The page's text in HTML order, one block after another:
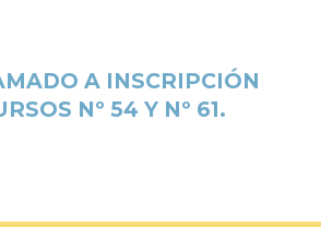
A INSCRIPCIÓN
Nº 54 Y Nº 61.